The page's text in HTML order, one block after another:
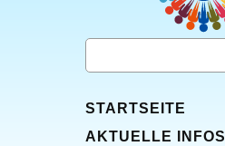
STARTSEITE
AKTUELLE INFOS